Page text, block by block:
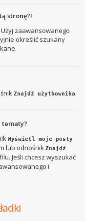
stronę?!
zaawansowanego
określić szukany
Znajdź użytkownika.
tematy?
Wyświetl moje posty
lub odnośnikZnajdź
Jeśli chcesz wyszukać
i